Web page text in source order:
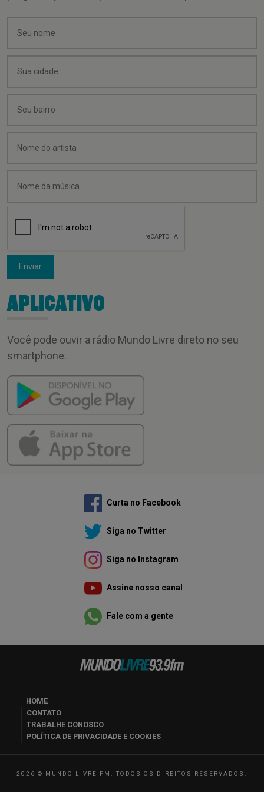
Enviar
APLICATIVO
Você pode ouvir a rádio Mundo Livre direto no seu
smartphone.
Curta no Facebook
Siga no Twitter
Siga no Instagram
Assine nosso canal
Fale com a gente
HOME
CONTATO
TRABALHE CONOSCO
POLÍTICA DE PRIVACIDADE E COOKIES
2026 © MUNDO LIVRE FM. TODOS OS DIREITOS RESERVADOS.